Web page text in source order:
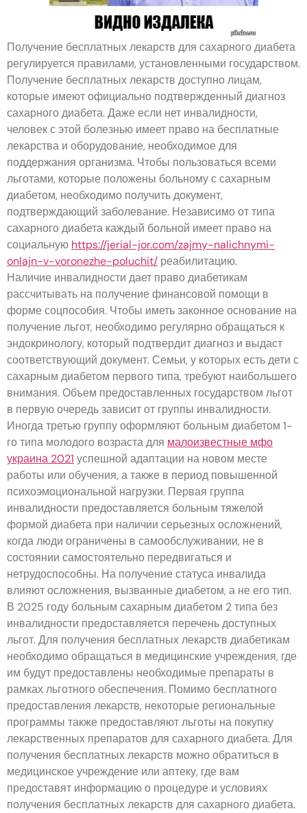
Получение бесплатных лекарств для сахарного диабета
регулируется правилами, установленными государством.
Получение бесплатных лекарств доступно лицам,
которые имеют официально подтвержденный диагноз
сахарного диабета. Даже если нет инвалидности,
человек с этой болезнью имеет право на бесплатные
лекарства и оборудование, необходимое для
поддержания организма. Чтобы пользоваться всеми
льготами, которые положены больному с сахарным
диабетом, необходимо получить документ,
подтверждающий заболевание. Независимо от типа
сахарного диабета каждый больной имеет право на
социальную https://jerial-jor.com/zajmy-nalichnymi-
onlajn-v-voronezhe-poluchit/ реабилитацию.
Наличие инвалидности дает право диабетикам
рассчитывать на получение финансовой помощи в
форме соцпособия. Чтобы иметь законное основание на
получение льгот, необходимо регулярно обращаться к
эндокринологу, который подтвердит диагноз и выдаст
соответствующий документ. Семьи, у которых есть дети с
сахарным диабетом первого типа, требуют наибольшего
внимания. Объем предоставленных государством льгот
в первую очередь зависит от группы инвалидности.
Иногда третью группу оформляют больным диабетом 1-
го типа молодого возраста для малоизвестные мфо
украина 2021 успешной адаптации на новом месте
работы или обучения, а также в период повышенной
психоэмоциональной нагрузки. Первая группа
инвалидности предоставляется больным тяжелой
формой диабета при наличии серьезных осложнений,
когда люди ограничены в самообслуживании, не в
состоянии самостоятельно передвигаться и
нетрудоспособны. На получение статуса инвалида
влияют осложнения, вызванные диабетом, а не его тип.
В 2025 году больным сахарным диабетом 2 типа без
инвалидности предоставляется перечень доступных
льгот. Для получения бесплатных лекарств диабетикам
необходимо обращаться в медицинские учреждения, где
им будут предоставлены необходимые препараты в
рамках льготного обеспечения. Помимо бесплатного
предоставления лекарств, некоторые региональные
программы также предоставляют льготы на покупку
лекарственных препаратов для сахарного диабета. Для
получения бесплатных лекарств можно обратиться в
медицинское учреждение или аптеку, где вам
предоставят информацию о процедуре и условиях
получения бесплатных лекарств для сахарного диабета.